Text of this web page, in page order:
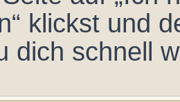
klickst und
dich schnell